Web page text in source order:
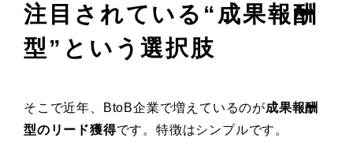
注目されている“成果報酬
型”という選択肢
そこで近年、BtoB企業で増えているのが成果報酬
型のリード獲得です。特徴はシンプルです。